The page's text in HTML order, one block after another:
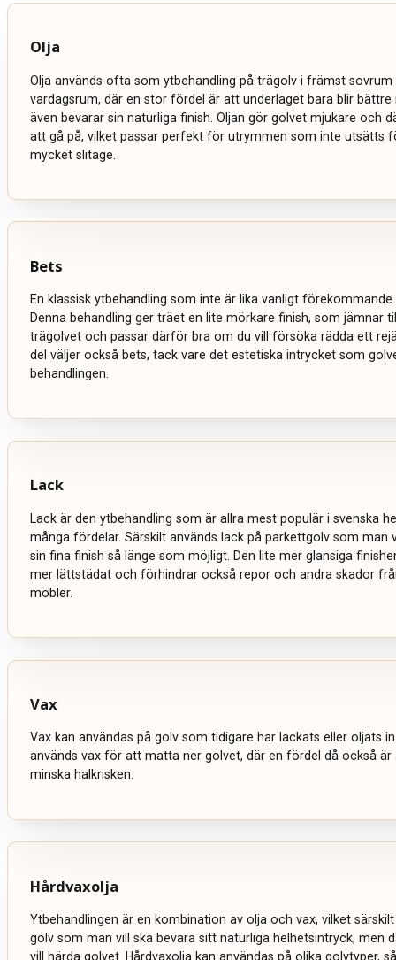
Olja
Olja används ofta som ytbehandling på trägolv i främst sovrum
vardagsrum, där en stor fördel är att underlaget bara blir
även bevarar sin naturliga finish. Oljan gör golvet mjukare och
att gå på, vilket passar perfekt för utrymmen som inte utsätts
mycket slitage.
Bets
En klassisk ytbehandling som inte är lika vanligt förekommande
Denna behandling ger träet en lite mörkare finish, som jämnar
trägolvet och passar därför bra om du vill försöka rädda ett
del väljer också bets, tack vare det estetiska intrycket som
behandlingen.
Lack
Lack är den ytbehandling som är allra mest populär i svenska
många fördelar. Särskilt används lack på parkettgolv som man
sin fina finish så länge som möjligt. Den lite mer glansiga
mer lättstädat och förhindrar också repor och andra skador
möbler.
Vax
Vax kan användas på golv som tidigare har lackats eller oljats
används vax för att matta ner golvet, där en fördel då också är
minska halkrisken.
Hårdvaxolja
Ytbehandlingen är en kombination av olja och vax, vilket
golv som man vill ska bevara sitt naturliga helhetsintryck, men
vill härda golvet. Hårdvaxolja kan användas på olika golvtyper,